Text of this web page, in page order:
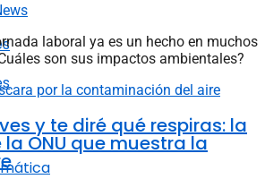
laboral ya es un hecho en muchos
son sus impactos ambientales?
y te diré qué respiras: la
ONU que muestra la